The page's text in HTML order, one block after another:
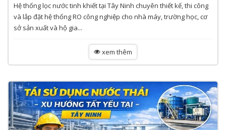
Hệ thống lọc nước tinh khiết tại Tây Ninh chuyên thiết kế, thi công
và lắp đặt hệ thống RO công nghiệp cho nhà máy, trường học, cơ
sở sản xuất và hộ gia...
xem thêm